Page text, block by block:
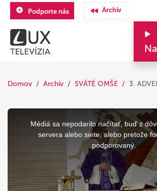
Podporte nás Archív
Domov Archív SVÄTÉ OMŠE 3.
This
Médiá sa nepodarilo načítať, buď z
servera alebo siete, alebo pretože
podporovaný.